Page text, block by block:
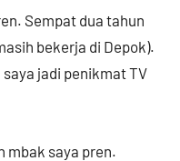
Sempat dua tahun
bekerja di Depok).
jadi penikmat TV
mbak saya pren.